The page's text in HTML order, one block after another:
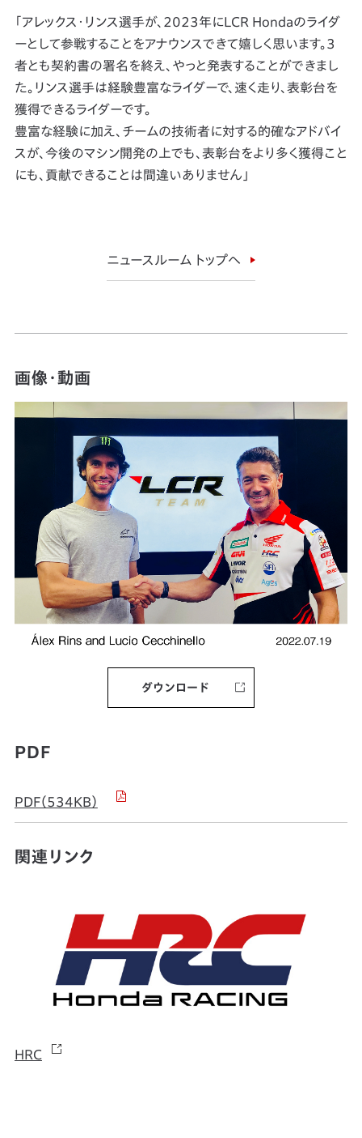
「アレックス・リンス選手が、2023年にLCR Hondaのライダ
ーとして参戦することをアナウンスできて嬉しく思います。3
者とも契約書の署名を終え、やっと発表することができまし
た。リンス選手は経験豊富なライダーで、速く走り、表彰台を
獲得できるライダーです。
豊富な経験に加え、チームの技術者に対する的確なアドバイ
スが、今後のマシン開発の上でも、表彰台をより多く獲得こと
にも、貢献できることは間違いありません」
ニュースルーム トップへ
画像・動画
ダウンロード
PDF
PDF（534KB）
関連リンク
HRC